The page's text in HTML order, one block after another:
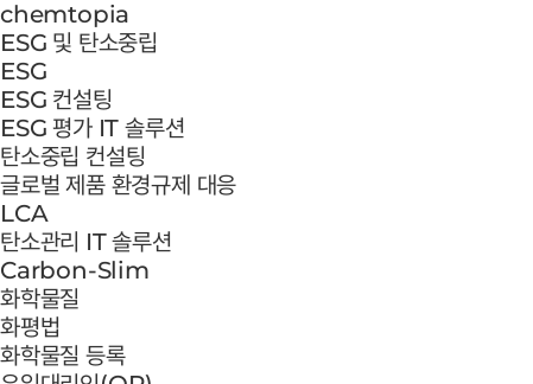
chemtopia
ESG 및 탄소중립
ESG
ESG 컨설팅
ESG 평가 IT 솔루션
탄소중립 컨설팅
글로벌 제품 환경규제 대응
LCA
탄소관리 IT 솔루션
Carbon-Slim
화학물질
화평법
화학물질 등록